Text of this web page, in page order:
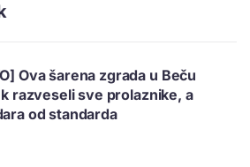
Ova šarena zgrada u Beču
razveseli sve prolaznike, a
od standarda